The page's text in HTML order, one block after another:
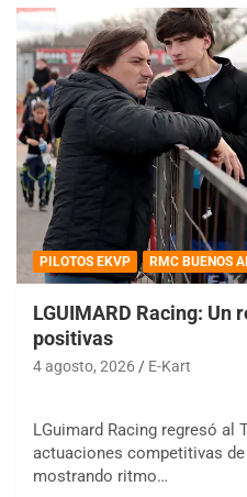
PILOTOS EKVP RMC BUENOS
LGUIMARD Racing: Un
positivas
4 agosto, 2026 E-Kart
LGuimard Racing regresó al
actuaciones competitivas
mostrando ritmo…